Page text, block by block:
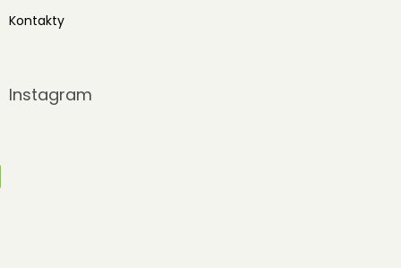
Kontakty
Instagram